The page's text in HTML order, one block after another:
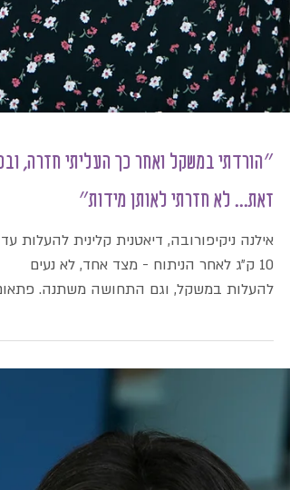
״הורדתי במשקל ואחר כך העליתי חזרה,
אילנה ניקיפורובה, דיאטנית קלינית להעלות עד
10 ק״ג לאחר הניתוח - מצד אחד, לא נעים